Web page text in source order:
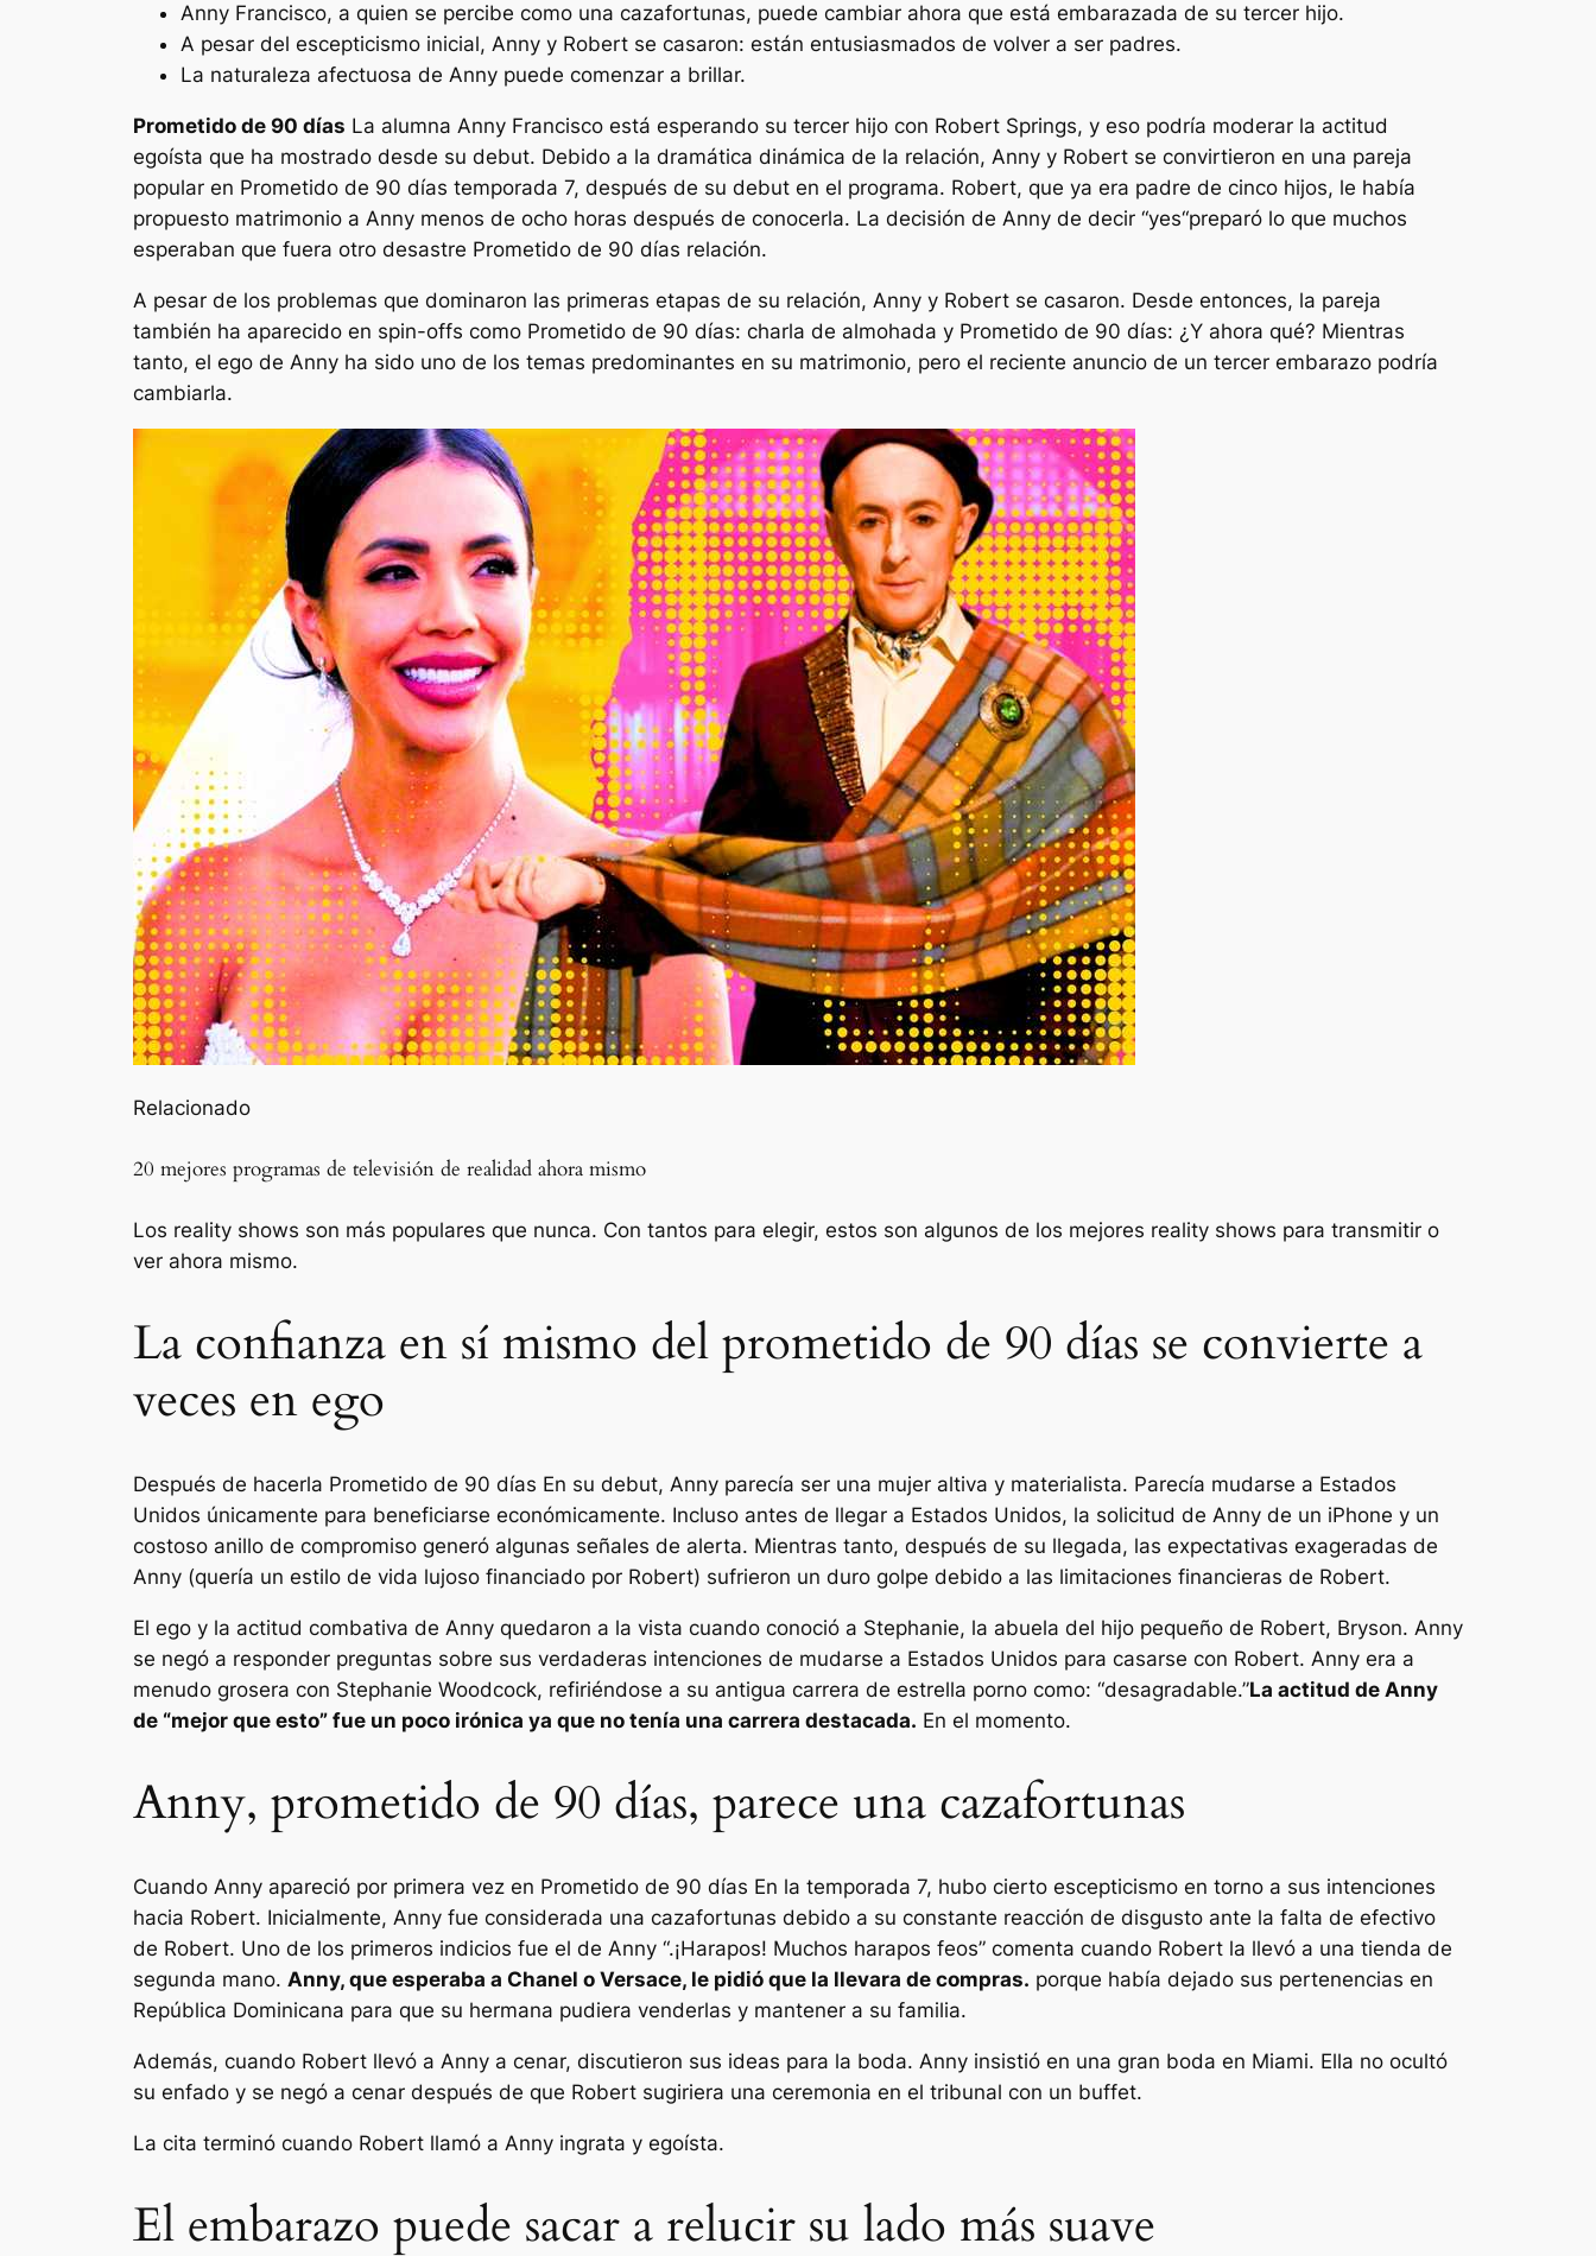
Anny Francisco, a quien se percibe como una cazafortunas, puede cambiar ahora que está embarazada de su tercer hijo.
A pesar del escepticismo inicial, Anny y Robert se casaron: están entusiasmados de volver a ser padres.
La naturaleza afectuosa de Anny puede comenzar a brillar.
Prometido de 90 días La alumna Anny Francisco está esperando su tercer hijo con Robert Springs, y eso podría moderar la actitud
egoísta que ha mostrado desde su debut. Debido a la dramática dinámica de la relación, Anny y Robert se convirtieron en una pareja
popular en Prometido de 90 días temporada 7, después de su debut en el programa. Robert, que ya era padre de cinco hijos, le había
propuesto matrimonio a Anny menos de ocho horas después de conocerla. La decisión de Anny de decir “yes“preparó lo que muchos
esperaban que fuera otro desastre Prometido de 90 días relación.
A pesar de los problemas que dominaron las primeras etapas de su relación, Anny y Robert se casaron. Desde entonces, la pareja
también ha aparecido en spin-offs como Prometido de 90 días: charla de almohada y Prometido de 90 días: ¿Y ahora qué? Mientras
tanto, el ego de Anny ha sido uno de los temas predominantes en su matrimonio, pero el reciente anuncio de un tercer embarazo podría
cambiarla.
Relacionado
20 mejores programas de televisión de realidad ahora mismo
Los reality shows son más populares que nunca. Con tantos para elegir, estos son algunos de los mejores reality shows para transmitir o
ver ahora mismo.
La confianza en sí mismo del prometido de 90 días se convierte a
veces en ego
Después de hacerla Prometido de 90 días En su debut, Anny parecía ser una mujer altiva y materialista. Parecía mudarse a Estados
Unidos únicamente para beneficiarse económicamente. Incluso antes de llegar a Estados Unidos, la solicitud de Anny de un iPhone y un
costoso anillo de compromiso generó algunas señales de alerta. Mientras tanto, después de su llegada, las expectativas exageradas de
Anny (quería un estilo de vida lujoso financiado por Robert) sufrieron un duro golpe debido a las limitaciones financieras de Robert.
El ego y la actitud combativa de Anny quedaron a la vista cuando conoció a Stephanie, la abuela del hijo pequeño de Robert, Bryson. Anny
se negó a responder preguntas sobre sus verdaderas intenciones de mudarse a Estados Unidos para casarse con Robert. Anny era a
menudo grosera con Stephanie Woodcock, refiriéndose a su antigua carrera de estrella porno como: “desagradable.”La actitud de Anny
de “mejor que esto” fue un poco irónica ya que no tenía una carrera destacada. En el momento.
Anny, prometido de 90 días, parece una cazafortunas
Cuando Anny apareció por primera vez en Prometido de 90 días En la temporada 7, hubo cierto escepticismo en torno a sus intenciones
hacia Robert. Inicialmente, Anny fue considerada una cazafortunas debido a su constante reacción de disgusto ante la falta de efectivo
de Robert. Uno de los primeros indicios fue el de Anny “.¡Harapos! Muchos harapos feos” comenta cuando Robert la llevó a una tienda de
segunda mano. Anny, que esperaba a Chanel o Versace, le pidió que la llevara de compras. porque había dejado sus pertenencias en
República Dominicana para que su hermana pudiera venderlas y mantener a su familia.
Además, cuando Robert llevó a Anny a cenar, discutieron sus ideas para la boda. Anny insistió en una gran boda en Miami. Ella no ocultó
su enfado y se negó a cenar después de que Robert sugiriera una ceremonia en el tribunal con un buffet.
La cita terminó cuando Robert llamó a Anny ingrata y egoísta.
El embarazo puede sacar a relucir su lado más suave